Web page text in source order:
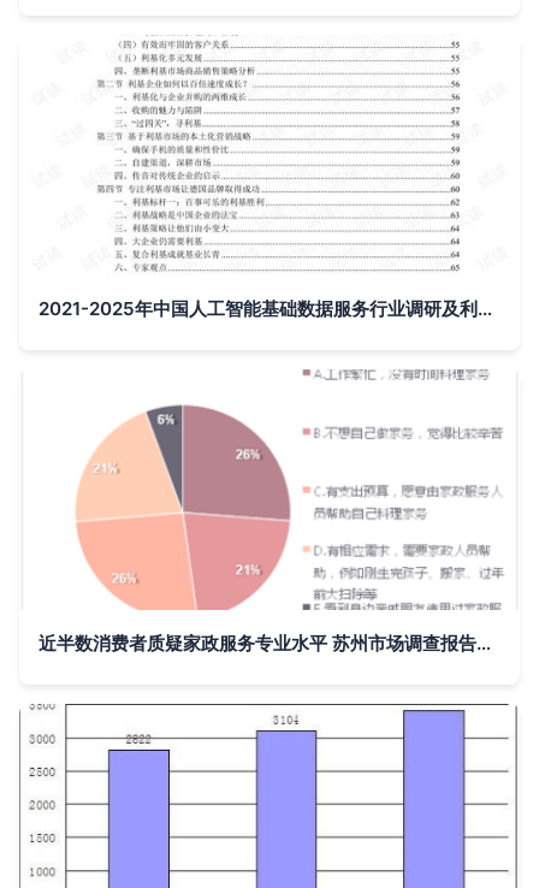
2021-2025年中国人工智能基础数据服务行业调研及利基市场战略咨询报告
近半数消费者质疑家政服务专业水平 苏州市场调查报告揭示行业痛点